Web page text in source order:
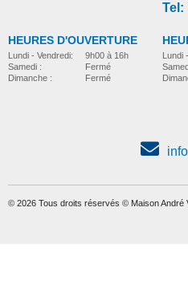
HEURES D'OUVERTURE
Lundi - Vendredi:
Samedi :
Dimanche :
9h00 à 16h
Fermé
Fermé
Tel:
Lundi
© 2026 Tous droits réservés © Maison André